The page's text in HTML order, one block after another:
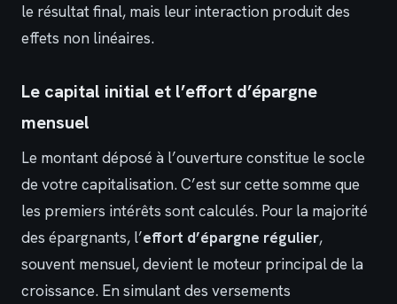
le résultat final, mais leur interaction produit des
effets non linéaires.
Le capital initial et l’effort d’épargne
mensuel
Le montant déposé à l’ouverture constitue le socle
de votre capitalisation. C’est sur cette somme que
les premiers intérêts sont calculés. Pour la majorité
des épargnants, l’effort d’épargne régulier,
souvent mensuel, devient le moteur principal de la
croissance. En simulant des versements